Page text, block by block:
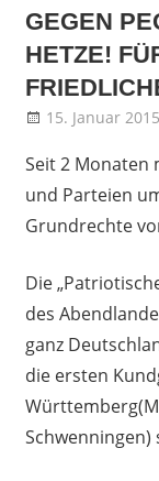
GEGEN
HETZE!
15. Januar 2015
Seit 2 Monaten
und Parteien
Grundrechte
Die
des
ganz
die ersten
Schwenningen)